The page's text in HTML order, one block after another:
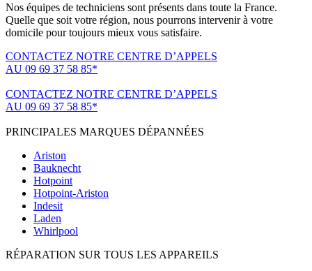
Nos équipes de techniciens sont présents dans toute la France.
Quelle que soit votre région, nous pourrons intervenir à votre
domicile pour toujours mieux vous satisfaire.
CONTACTEZ NOTRE CENTRE D’APPELS
AU 09 69 37 58 85*
CONTACTEZ NOTRE CENTRE D’APPELS
AU 09 69 37 58 85*
PRINCIPALES MARQUES DÉPANNÉES
Ariston
Bauknecht
Hotpoint
Hotpoint-Ariston
Indesit
Laden
Whirlpool
RÉPARATION SUR TOUS LES APPAREILS